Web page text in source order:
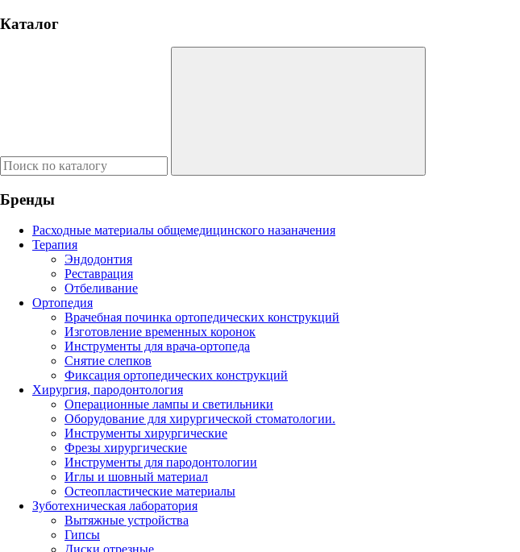
Каталог
Бренды
Расходные материалы общемедицинского назаначения
Терапия
Эндодонтия
Реставрация
Отбеливание
Ортопедия
Врачебная починка ортопедических конструкций
Изготовление временных коронок
Инструменты для врача-ортопеда
Снятие слепков
Фиксация ортопедических конструкций
Хирургия, пародонтология
Операционные лампы и светильники
Оборудование для хирургической стоматологии.
Инструменты хирургические
Фрезы хирургические
Инструменты для пародонтологии
Иглы и шовный материал
Остеопластические материалы
Зуботехническая лаборатория
Вытяжные устройства
Гипсы
Диски отрезные